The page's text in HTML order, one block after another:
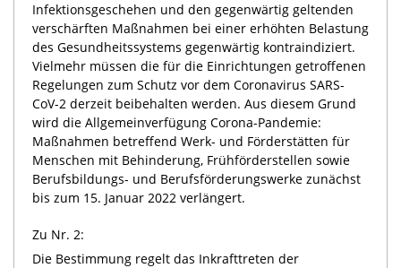
Infektionsgeschehen und den gegenwärtig geltenden
verschärften Maßnahmen bei einer erhöhten Belastung
des Gesundheitssystems gegenwärtig kontraindiziert.
Vielmehr müssen die für die Einrichtungen getroffenen
Regelungen zum Schutz vor dem Coronavirus SARS-
CoV-2 derzeit beibehalten werden. Aus diesem Grund
wird die Allgemeinverfügung Corona-Pandemie:
Maßnahmen betreffend Werk- und Förderstätten für
Menschen mit Behinderung, Frühförderstellen sowie
Berufsbildungs- und Berufsförderungswerke zunächst
bis zum 15. Januar 2022 verlängert.
Zu Nr. 2:
Die Bestimmung regelt das Inkrafttreten der